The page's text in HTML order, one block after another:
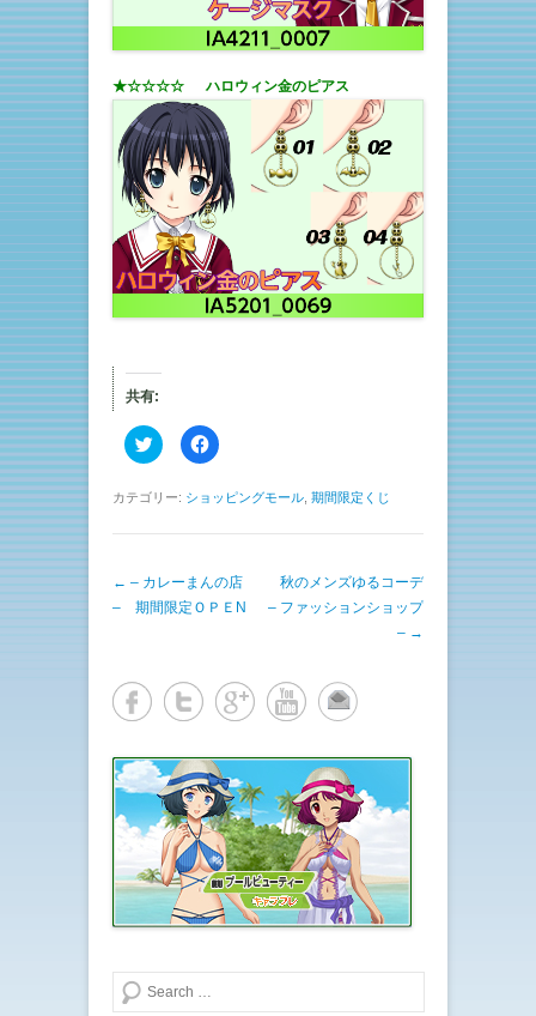
★☆☆☆☆ ハロウィン金のピアス
共有:
ク
リ
し
w
t
e
r
新
し
い
ン
ド
ウ
で
開
き
ま
す
)
F
a
b
k
有
す
る
ッ
ク
し
だ
さ
い
(
新
し
い
ウ
ィ
ン
ド
ウ
で
ま
カテゴリー: ショッピングモール 期間限定くじ
投稿ナビゲーション
← – カレーまんの店
– 期間限定ＯＰＥN
秋のメンズゆるコーデ
– ファッションショップ
– →
検索する